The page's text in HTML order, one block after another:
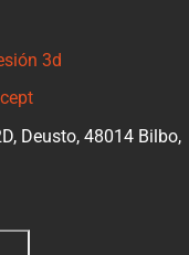
3d
Deusto, 48014 Bilbo,